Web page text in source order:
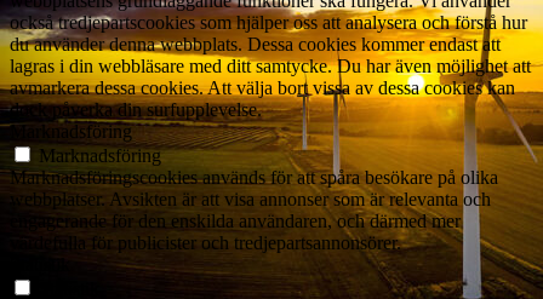
också tredjepartscookies som hjälper oss att analysera och förstå hur
du använder denna webbplats. Dessa cookies kommer endast att
lagras i din webbläsare med ditt samtycke. Du har även möjlighet att
avmarkera dessa cookies. Att välja bort vissa av dessa cookies kan
dock påverka din surfupplevelse.
Marknadsföring
Marknadsföring
Marknadsföringscookies används för att spåra besökare på olika
webbplatser. Avsikten är att visa annonser som är relevanta och
engagerande för den enskilda användaren, och därmed mer
värdefulla för publicister och tredjepartsannonsörer.